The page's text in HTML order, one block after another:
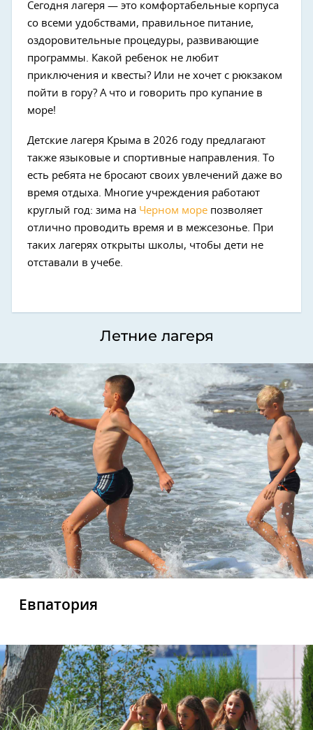
Сегодня лагеря — это комфортабельные корпуса
со всеми удобствами, правильное питание,
оздоровительные процедуры, развивающие
программы. Какой ребенок не любит
приключения и квесты? Или не хочет с рюкзаком
пойти в гору? А что и говорить про купание в
море!
Детские лагеря Крыма в 2026 году предлагают
также языковые и спортивные направления. То
есть ребята не бросают своих увлечений даже во
время отдыха. Многие учреждения работают
круглый год: зима на Черном море позволяет
отлично проводить время и в межсезонье. При
таких лагерях открыты школы, чтобы дети не
отставали в учебе.
Летние лагеря
Евпатория